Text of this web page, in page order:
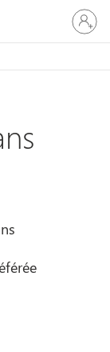
vous
à
compte